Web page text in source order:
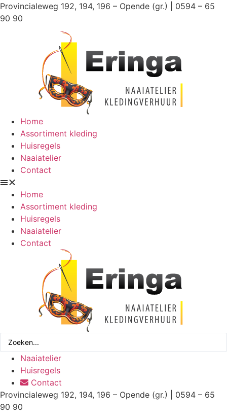
Ga
naar
Provincialeweg 192, 194, 196 – Opende (gr.) | 0594 – 65
90 90
Home
Assortiment kleding
Huisregels
Naaiatelier
Contact
Home
Assortiment kleding
Huisregels
Naaiatelier
Contact
Search
Naaiatelier
Huisregels
Contact
Provincialeweg 192, 194, 196 – Opende (gr.) | 0594 – 65
90 90